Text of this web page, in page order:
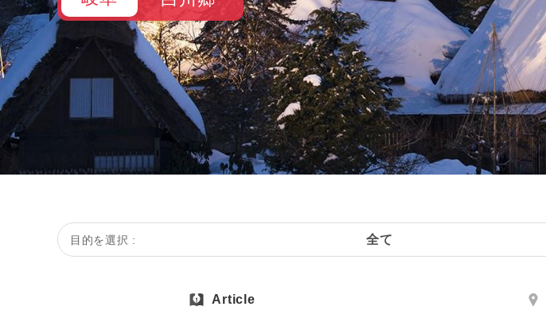
目的を選択 : 全て
Article